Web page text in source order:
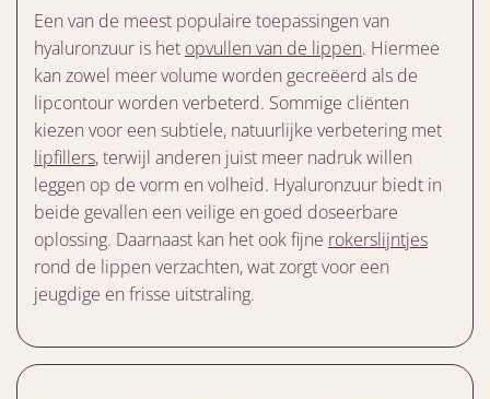
Een van de meest populaire toepassingen van
hyaluronzuur is het opvullen van de lippen. Hiermee
kan zowel meer volume worden gecreëerd als de
lipcontour worden verbeterd. Sommige cliënten
kiezen voor een subtiele, natuurlijke verbetering met
lipfillers, terwijl anderen juist meer nadruk willen
leggen op de vorm en volheid. Hyaluronzuur biedt in
beide gevallen een veilige en goed doseerbare
oplossing. Daarnaast kan het ook fijne rokerslijntjes
rond de lippen verzachten, wat zorgt voor een
jeugdige en frisse uitstraling.